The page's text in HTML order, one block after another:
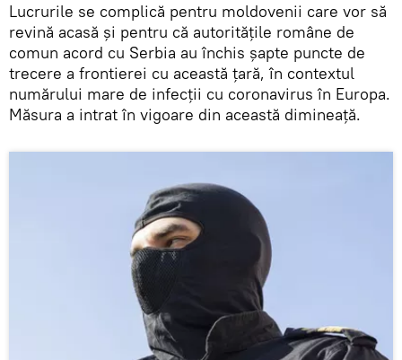
Lucrurile se complică pentru moldovenii care vor să
revină acasă și pentru că autoritățile române de
comun acord cu Serbia au închis șapte puncte de
trecere a frontierei cu această țară, în contextul
numărului mare de infecții cu coronavirus în Europa.
Măsura a intrat în vigoare din această dimineață.